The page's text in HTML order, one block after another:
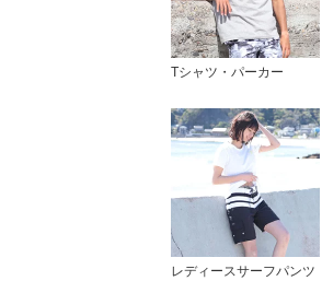
Tシャツ・パーカー
レディースサーフパンツ